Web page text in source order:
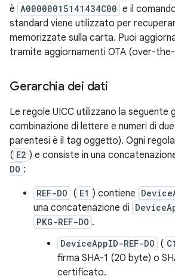
è A00000015141434C00 e il
standard viene utilizzato per
memorizzate sulla carta. Puoi
tramite aggiornamenti OTA (over-
Gerarchia dei dati
Le regole UICC utilizzano la seguente
combinazione di lettere e numeri di
parentesi è il tag oggetto). Ogni
( E2 ) e consiste in una
DO :
REF-DO ( E1 ) contiene
una concatenazione di
PKG-REF-DO .
DeviceAppID-REF-DO ( C1
firma SHA-1 (20 byte) o
certificato.